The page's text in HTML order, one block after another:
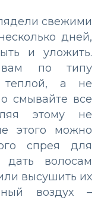
свежими
дней,
и уложить.
вам по типу
теплой, а не
смывайте все
этому не
этого можно
спрея для
дать волосам
высушить их
воздух –